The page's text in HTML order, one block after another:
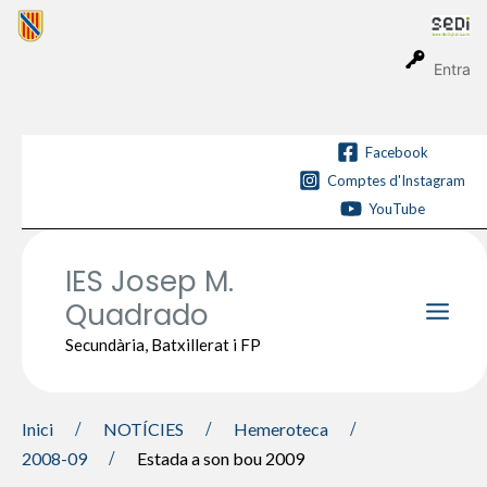
Entra
Vés
Facebook
Comptes d'Instagram
YouTube
IES Josep M.
Quadrado
Secundària, Batxillerat i FP
Inici NOTÍCIES
Hemeroteca
2008-09
Estada a son bou 2009